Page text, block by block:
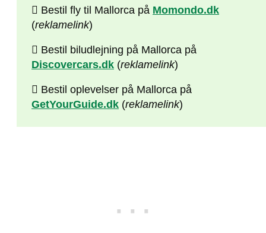
Bestil fly til Mallorca på Momondo.dk
(reklamelink)
Bestil biludlejning på Mallorca på
Discovercars.dk (reklamelink)
Bestil oplevelser på Mallorca på
GetYourGuide.dk (reklamelink)